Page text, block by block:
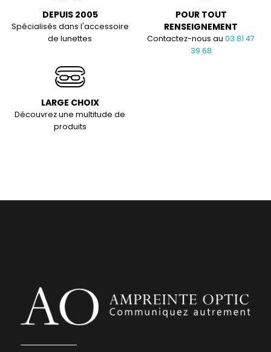
DEPUIS 2005
Spécialisés dans l'accessoire
de lunettes
POUR TOUT
RENSEIGNEMENT
Contactez-nous au03 81 47
39 68
LARGE CHOIX
Découvrez une multitude de
produits